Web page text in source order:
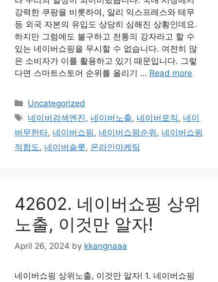
강력한 쿠팡을 비롯하여, 알리 익스프레스와 테무
등 외국 자본의 유입도 상당히 심해진 상황인데요.
하지만 그럼에도 불구하고 전통의 강자라고 할 수
있는 네이버쇼핑을 무시할 수 없습니다. 여전히 많
은 소비자가 이를 활용하고 있기 때문입니다. 그렇
다면 스마트스토어 순위를 올리기 … Read more
Categories
Uncategorized
Tags
네이버검색엔진, 네이버노출, 네이버로직, 네이
버무한타, 네이버쇼핑, 네이버쇼핑순위 , 네이버쇼핑
적합도, 네이버슬롯, 온라인마케팅
42602. 네이버쇼핑 상위
노출, 이것만 알자!
April 26, 2024 by kkangnaaa
네이버쇼핑 상위노출, 이것만 알자! 1. 네이버쇼핑